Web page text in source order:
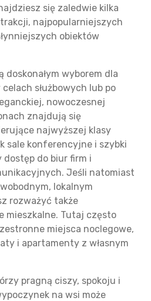
się zaledwie kilka
najpopularniejszych
obiektów
doskonałym wyborem dla
służbowych lub po
nowoczesnej
znajdują się
najwyższej klasy
sale konferencyjne i szybki
dostęp do biur firm i
Jeśli natomiast
lokalnym
rozważyć także
mieszkalne. Tutaj często
miejsca noclegowe,
i apartamenty z własnym
pragną ciszy, spokoju i
na wsi może